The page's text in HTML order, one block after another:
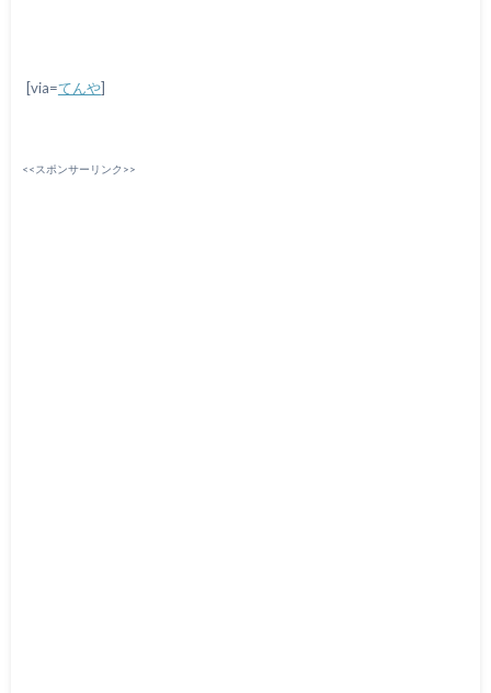
[via=てんや]
<<スポンサーリンク>>